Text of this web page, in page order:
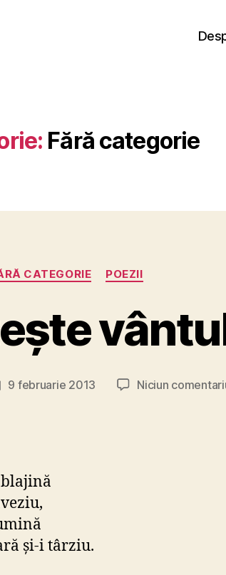
Fără categorie
Categorii
CATEGORIE POEZII
9 februarie 2013 Niciun
şi-i târziu.